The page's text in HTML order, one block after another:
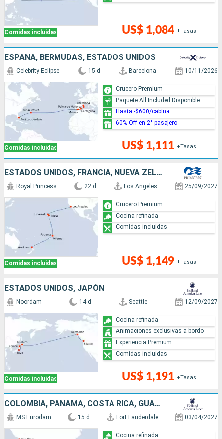
Comidas incluidas US$ 1,084 +Tasas
ESPAÑA, BERMUDAS, ESTADOS UNIDOS
Comidas incluidas
Celebrity Eclipse 15 d Barcelona 10/11/2026
US$ 1,111 +Tasas
Crucero Premium
Paquete All Included Disponible
Hasta -$600/cabina
60% Off en 2° pasajero
ESTADOS UNIDOS, FRANCIA, NUEVA ZELANDA
Comidas incluidas
Royal Princess 22 d Los Angeles 25/09/2027
US$ 1,149 +Tasas
Crucero Premium
Cocina refinada
Comidas incluidas
ESTADOS UNIDOS, JAPÓN
Comidas incluidas
Noordam 14 d Seattle 12/09/2027
US$ 1,191 +Tasas
Cocina refinada
Animaciones exclusivas a bordo
Experiencia Premium
Comidas incluidas
COLOMBIA, PANAMÁ, COSTA RICA, GUATEMALA, MÉXICO, ESTADOS UNIDOS
MS Eurodam 15 d Fort Lauderdale 03/04/2027
Cocina refinada